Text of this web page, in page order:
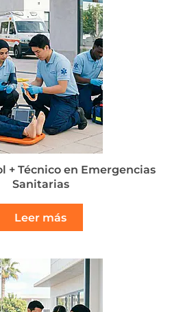
+ Técnico en Emergencias
Sanitarias
Leer más